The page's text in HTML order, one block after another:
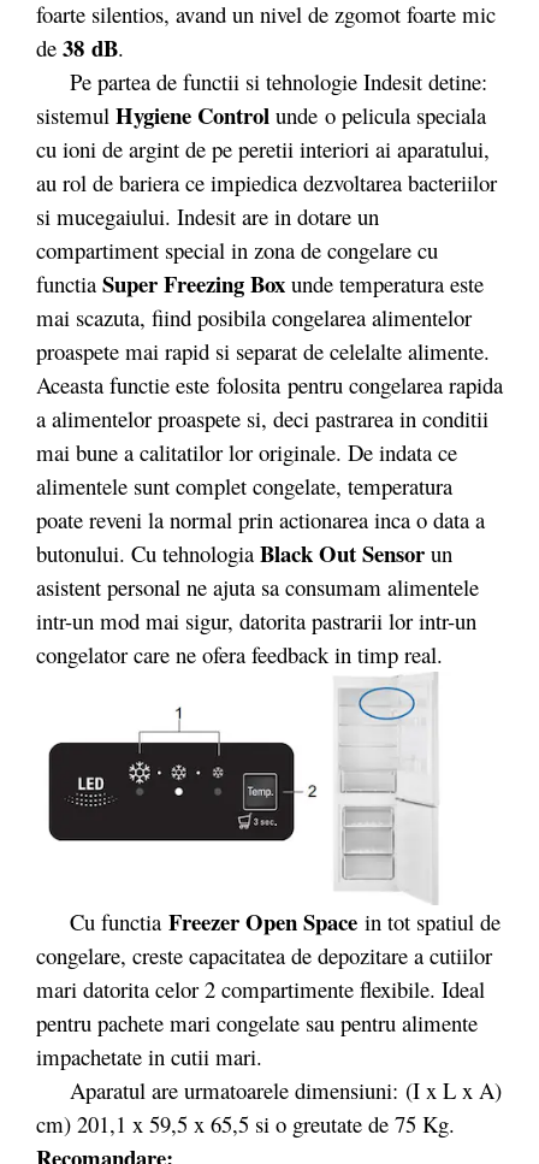
foarte silentios, avand un nivel de zgomot foarte mic
de 38 dB.
Pe partea de functii si tehnologie Indesit detine:
sistemul Hygiene Control unde o pelicula speciala
cu ioni de argint de pe peretii interiori ai aparatului,
au rol de bariera ce impiedica dezvoltarea bacteriilor
si mucegaiului. Indesit are in dotare un
compartiment special in zona de congelare cu
functia Super Freezing Box unde temperatura este
mai scazuta, fiind posibila congelarea alimentelor
proaspete mai rapid si separat de celelalte alimente.
Aceasta functie este folosita pentru congelarea rapida
a alimentelor proaspete si, deci pastrarea in conditii
mai bune a calitatilor lor originale. De indata ce
alimentele sunt complet congelate, temperatura
poate reveni la normal prin actionarea inca o data a
butonului. Cu tehnologia Black Out Sensor un
asistent personal ne ajuta sa consumam alimentele
intr-un mod mai sigur, datorita pastrarii lor intr-un
congelator care ne ofera feedback in timp real.
Cu functia Freezer Open Space in tot spatiul de
congelare, creste capacitatea de depozitare a cutiilor
mari datorita celor 2 compartimente flexibile. Ideal
pentru pachete mari congelate sau pentru alimente
impachetate in cutii mari.
Aparatul are urmatoarele dimensiuni: (I x L x A)
cm) 201,1 x 59,5 x 65,5 si o greutate de 75 Kg.